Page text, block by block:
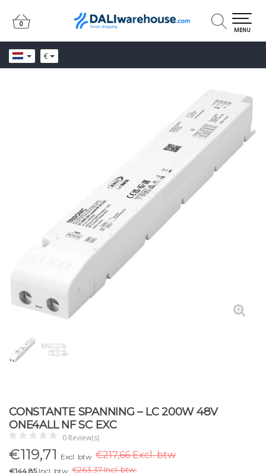
€
0
0
MENU
CONSTANTE SPANNING – LC 200W 48V
ONE4ALL NF SC EXC
0 Review(s)
€119,71 Excl. btw €217,66 Excl. btw
€144,85Incl. btw €263,37 Incl. btw.